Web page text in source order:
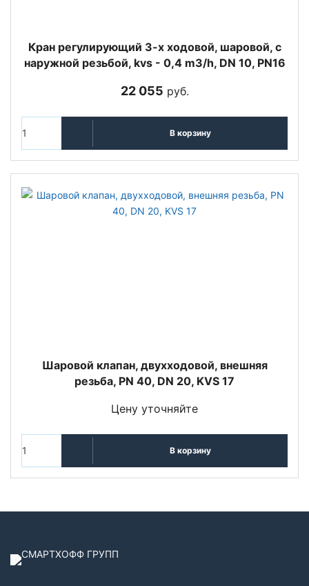
Кран регулирующий 3-х ходовой, шаровой, с
наружной резьбой, kvs - 0,4 m3/h, DN 10, PN16
22 055 руб.
В корзину
Шаровой клапан, двухходовой, внешняя
резьба, PN 40, DN 20, KVS 17
Цену уточняйте
В корзину